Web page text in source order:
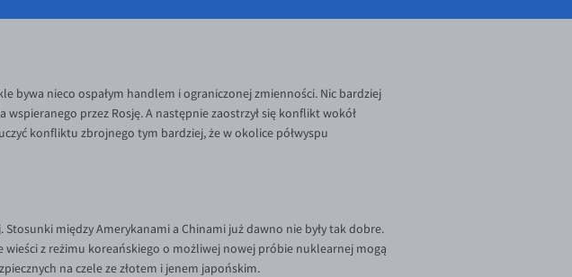
bywa nieco ospałym handlem i ograniczonej zmienności. Nic bardziej
przez Rosję. A następnie zaostrzył się konflikt wokół
konfliktu zbrojnego tym bardziej, że w okolice półwyspu
Stosunki między Amerykanami a Chinami już dawno nie były tak dobre.
z reżimu koreańskiego o możliwej nowej próbie nuklearnej mogą
na czele ze złotem i jenem japońskim.